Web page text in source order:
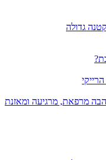
מרפאת, מרגיעה ומאזנת